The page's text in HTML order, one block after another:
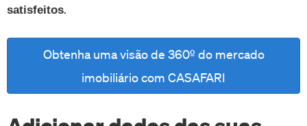
satisfeitos.
Obtenha uma visão de 360º do mercado
imobiliário com CASAFARI